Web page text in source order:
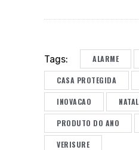
Tags: ALARME
CASA PROTEGIDA
INOVACAO NATAL
PRODUTO DO ANO
VERISURE